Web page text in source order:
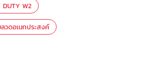
DUTY W2
วดอเนกประสงค์